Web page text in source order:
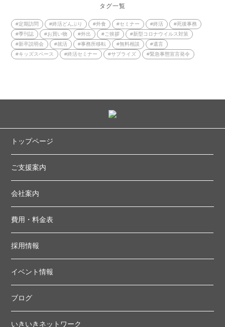
タグ一覧
#定期訪問 #終活どんぶり #外食 #セミナー #終活
#死後事務
#季刊誌
#お買い物 #外出 #ご挨拶
#新型コロナウイルス対策
#新卒説明会
#就活 #事務所移転 #無料相談
#遺言
#キッズスペース
#終活セミナー #サプライズ #緊急事態宣言発令
トップページ
ご支援案内
会社案内
費用・料金表
採用情報
イベント情報
ブログ
いきいきネットワーク